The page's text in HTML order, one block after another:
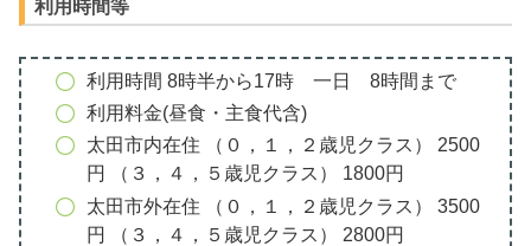
利用時間等
利用時間 8時半から17時 一日 8時間まで
利用料金(昼食・主食代含)
太田市内在住 （０，１，２歳児クラス） 2500
円 （３，４，５歳児クラス） 1800円
太田市外在住 （０，１，２歳児クラス） 3500
円 （３，４，５歳児クラス） 2800円